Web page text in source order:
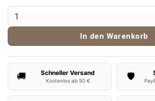
Revoltage Aroma Yellow Raspberry Menge
In den Warenkorb
🚚 Schneller Versand
Kostenlos ab 50 € 🛡️